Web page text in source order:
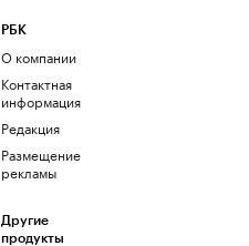
РБК
О компании
Контактная
информация
Редакция
Размещение
рекламы
Другие
продукты